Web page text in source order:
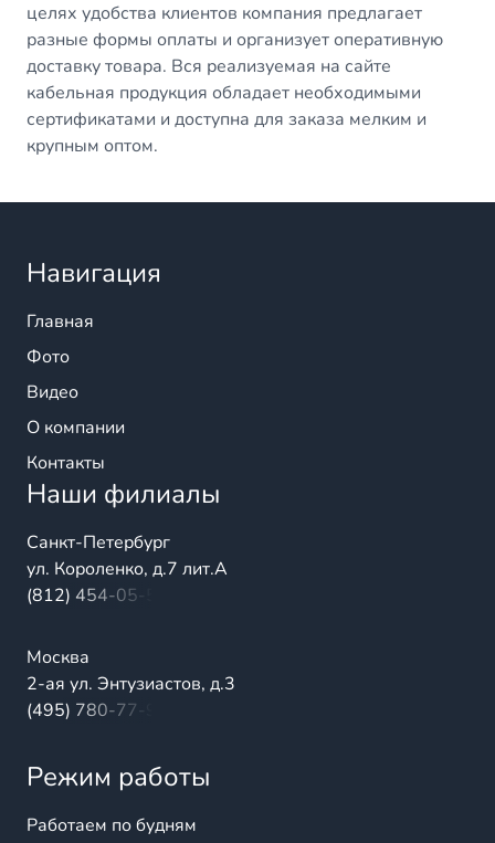
целях удобства клиентов компания предлагает
разные формы оплаты и организует оперативную
доставку товара. Вся реализуемая на сайте
кабельная продукция обладает необходимыми
сертификатами и доступна для заказа мелким и
крупным оптом.
Навигация
Главная
Фото
Видео
О компании
Контакты
Наши филиалы
Санкт-Петербург
ул. Короленко, д.7 лит.А
(812) 454-05-54
Москва
2-ая ул. Энтузиастов, д.3
(495) 780-77-98
Режим работы
Работаем по будням